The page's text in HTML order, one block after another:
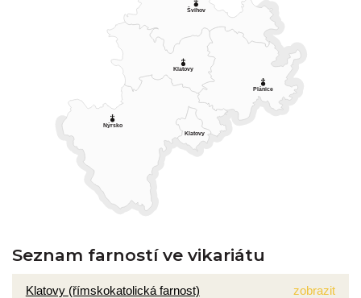
Nýrsko
Švihov
Plánice
Klatovy
Klatovy
Seznam farností ve vikariátu
Klatovy (římskokatolická farnost) zobrazit